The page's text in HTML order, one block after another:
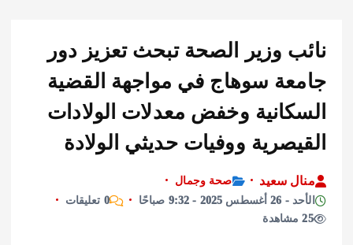
التحرير:مني أمين
وزير الصحة تبحث تعزيز دور
سوهاج في مواجهة القضية
وخفض معدلات الولادات
ووفيات حديثي الولادة
سعيد
صحة وجمال
0 تعليقات